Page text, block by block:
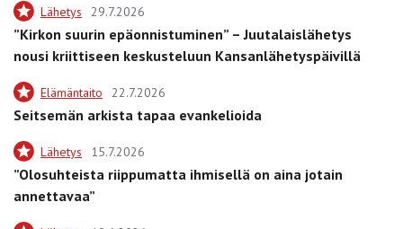
Lähetys 29.7.2026
”Kirkon suurin epäonnistuminen” – Juutalaislähetys
nousi kriittiseen keskusteluun Kansanlähetyspäivillä
Elämäntaito 22.7.2026
Seitsemän arkista tapaa evankelioida
Lähetys 15.7.2026
”Olosuhteista riippumatta ihmisellä on aina jotain
annettavaa”